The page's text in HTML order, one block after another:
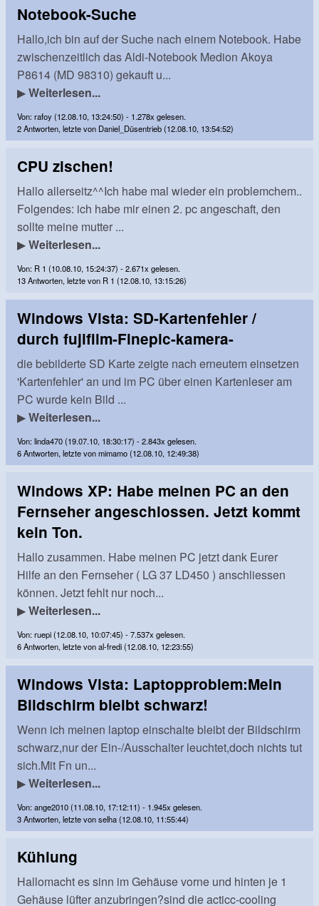
Notebook-Suche
Hallo,ich bin auf der Suche nach einem Notebook. Habe
zwischenzeitlich das Aldi-Notebook Medion Akoya
P8614 (MD 98310) gekauft u...
▶Weiterlesen...
Von: rafoy (12.08.10, 13:24:50) - 1.278x gelesen.
2 Antworten, letzte von Daniel_Düsentrieb (12.08.10, 13:54:52)
CPU zischen!
Hallo allerseitz^^Ich habe mal wieder ein problemchem..
Folgendes: ich habe mir einen 2. pc angeschaft, den
sollte meine mutter ...
▶Weiterlesen...
Von: R 1 (10.08.10, 15:24:37) - 2.671x gelesen.
13 Antworten, letzte von R 1 (12.08.10, 13:15:26)
Windows Vista: SD-Kartenfehler /
durch fujifilm-Finepic-kamera-
die bebilderte SD Karte zeigte nach erneutem einsetzen
'Kartenfehler' an und im PC über einen Kartenleser am
PC wurde kein Bild ...
▶Weiterlesen...
Von: linda470 (19.07.10, 18:30:17) - 2.843x gelesen.
6 Antworten, letzte von mimamo (12.08.10, 12:49:38)
Windows XP: Habe meinen PC an den
Fernseher angeschlossen. Jetzt kommt
kein Ton.
Hallo zusammen. Habe meinen PC jetzt dank Eurer
Hilfe an den Fernseher ( LG 37 LD450 ) anschliessen
können. Jetzt fehlt nur noch...
▶Weiterlesen...
Von: ruepi (12.08.10, 10:07:45) - 7.537x gelesen.
6 Antworten, letzte von al-fredi (12.08.10, 12:23:55)
Windows Vista: Laptopproblem:Mein
Bildschirm bleibt schwarz!
Wenn ich meinen laptop einschalte bleibt der Bildschirm
schwarz,nur der Ein-/Ausschalter leuchtet,doch nichts tut
sich.Mit Fn un...
▶Weiterlesen...
Von: ange2010 (11.08.10, 17:12:11) - 1.945x gelesen.
3 Antworten, letzte von selha (12.08.10, 11:55:44)
Kühlung
Hallomacht es sinn im Gehäuse vorne und hinten je 1
Gehäuse lüfter anzubringen?sind die acticc-cooling